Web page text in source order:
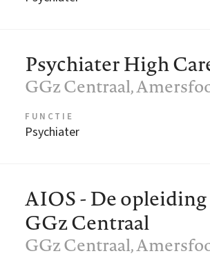
Psychiater High
GGz Centraal,
FUNCTIE
Psychiater
AIOS - De
GGz Centraal
GGz Centraal,